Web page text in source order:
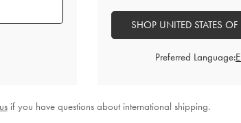
SHOP UNITED STATES
Preferred Language:
if you have questions about international shipping.